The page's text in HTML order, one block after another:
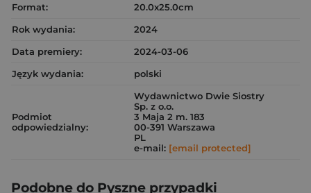
Format:
20.0x25.0cm
Rok wydania:
2024
Data premiery:
2024-03-06
Język wydania:
polski
Podmiot
odpowiedzialny:
Wydawnictwo Dwie Siostry
Sp. z o.o.
3 Maja 2 m. 183
00-391 Warszawa
PL
e-mail: [email protected]
Podobne do Pyszne przypadki